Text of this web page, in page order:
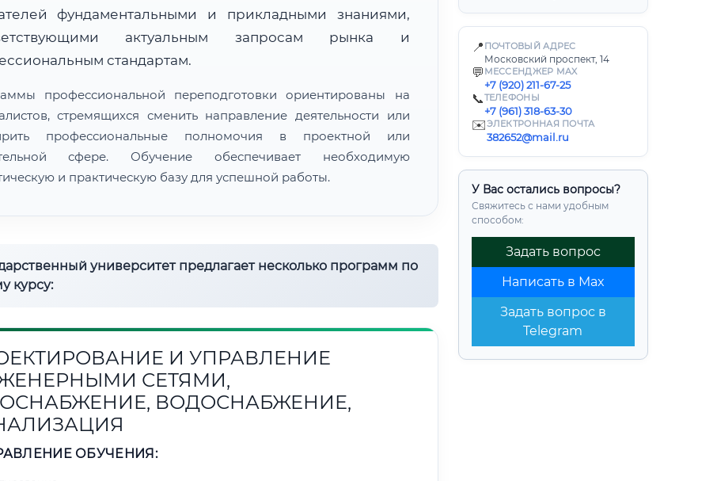
📍 ПОЧТОВЫЙ АДРЕС
Московский проспект, 14
💬 МЕССЕНДЖЕР MAX
+7 (920) 211-67-25
📞ТЕЛЕФОНЫ
+7 (961) 318-63-30
✉️ЭЛЕКТРОННАЯ ПОЧТА
382652@mail.ru
У Вас остались вопросы?
Свяжитесь с нами удобным
способом:
Задать вопрос
Написать в Max
Задать вопрос в
Telegram
фундаментальными и прикладными знаниями,
актуальным запросам рынка и
стандартам.
профессиональной переподготовки ориентированы на
стремящихся сменить направление деятельности или
профессиональные полномочия в проектной или
сфере. Обучение обеспечивает необходимую
и практическую базу для успешной работы.
университет предлагает несколько программ по
курсу:
И УПРАВЛЕНИЕ
СЕТЯМИ,
ВОДОСНАБЖЕНИЕ,
ОБУЧЕНИЯ: